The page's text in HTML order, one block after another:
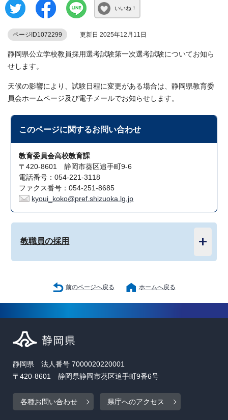
いいね！
ページID1072299 更新日 2025年12月11日
静岡県公立学校教員採用選考試験第一次選考試験についてお知ら
せします。
天候の影響により、試験日程に変更がある場合は、静岡県教育委
員会ホームページ及び電子メールでお知らせします。
このページに関するお問い合わせ
教育委員会高校教育課
〒420-8601 静岡市葵区追手町9-6
電話番号：054-221-3118
ファクス番号：054-251-8685
kyoui_koko@pref.shizuoka.lg.jp
教職員の採用
前のページへ戻る ホームへ戻る
静岡県 法人番号 7000020220001
〒420-8601 静岡県静岡市葵区追手町9番6号
各種お問い合わせ 県庁へのアクセス